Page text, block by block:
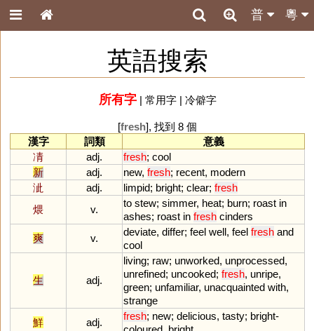
粵
普
英語搜索
所有字| 常用字| 冷僻字
[fresh], 找到 8 個
漢字
詞類
意義
凊
adj. fresh; cool
新
adj. new, fresh; recent, modern
泚
adj. limpid; bright; clear; fresh
煨
v.
to stew; simmer, heat; burn; roast in
ashes; roast in fresh cinders
爽
v.
deviate, differ; feel well, feel fresh and
cool
生 adj.
living; raw; unworked, unprocessed,
unrefined; uncooked; fresh, unripe,
green; unfamiliar, unacquainted with,
strange
鮮
adj.
fresh; new; delicious, tasty; bright-